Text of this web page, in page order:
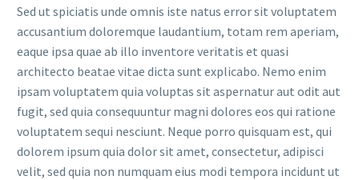
Sed ut spiciatis unde omnis iste natus error sit voluptatem
accusantium doloremque laudantium, totam rem aperiam,
eaque ipsa quae ab illo inventore veritatis et quasi
architecto beatae vitae dicta sunt explicabo. Nemo enim
ipsam voluptatem quia voluptas sit aspernatur aut odit aut
fugit, sed quia consequuntur magni dolores eos qui ratione
voluptatem sequi nesciunt. Neque porro quisquam est, qui
dolorem ipsum quia dolor sit amet, consectetur, adipisci
velit, sed quia non numquam eius modi tempora incidunt ut